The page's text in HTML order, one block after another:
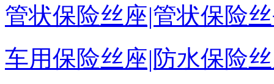
管状保险丝座|管状保险
车用保险丝座|防水保险